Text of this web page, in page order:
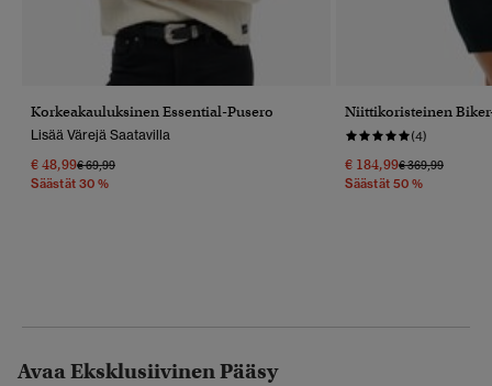
Korkeakauluksinen Essential-Pusero
Lisää Värejä Saatavilla
€ 48,99Hinta Alennettu Hinnasta
€ 69,99Hintaan
Säästät 30 %
Niittikoristeinen
(4)
€ 184,99Hinta Alennettu
€ 369,99Hintaan
Säästät 50 %
Avaa Eksklusiivinen Pääsy